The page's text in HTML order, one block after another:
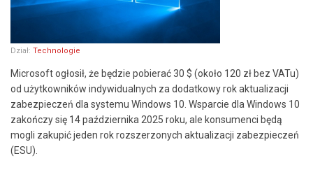
Dział: Technologie
Microsoft ogłosił, że będzie pobierać 30 $ (około 120 zł bez VATu)
od użytkowników indywidualnych za dodatkowy rok aktualizacji
zabezpieczeń dla systemu Windows 10. Wsparcie dla Windows 10
zakończy się 14 października 2025 roku, ale konsumenci będą
mogli zakupić jeden rok rozszerzonych aktualizacji zabezpieczeń
(ESU).